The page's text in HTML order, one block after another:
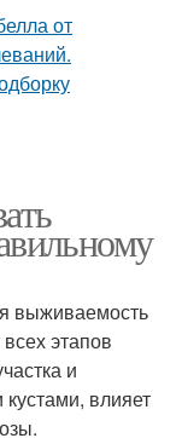
выживаемость
этапов
и
влияет